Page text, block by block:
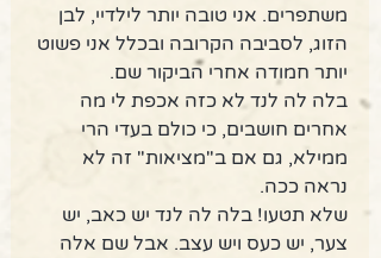
משתפרים. אני טובה יותר לילדיי, לבן
הזוג, לסביבה הקרובה ובכלל אני פשוט
יותר חמודה אחרי הביקור שם.
בלה לה לנד לא כזה אכפת לי מה
אחרים חושבים, כי כולם בעדי הרי
ממילא, גם אם ב"מציאות" זה לא
נראה ככה.
שלא תטעו! בלה לה לנד יש כאב, יש
צער, יש כעס ויש עצב. אבל שם אלה